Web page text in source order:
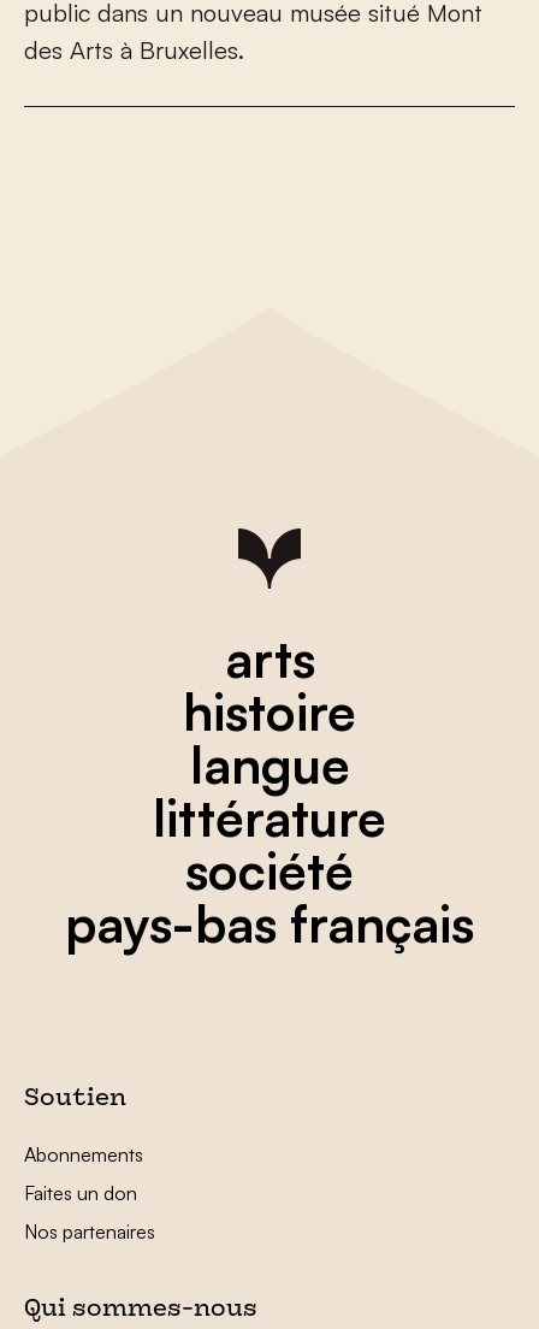
public dans un nouveau musée situé Mont
des Arts à Bruxelles.
arts
histoire
langue
littérature
société
pays-bas français
Soutien
Abonnements
Faites un don
Nos partenaires
Qui sommes-nous